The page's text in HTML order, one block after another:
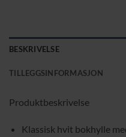
BESKRIVELSE
TILLEGGSINFORMASJON
Produktbeskrivelse
Klassisk hvit bokhylle